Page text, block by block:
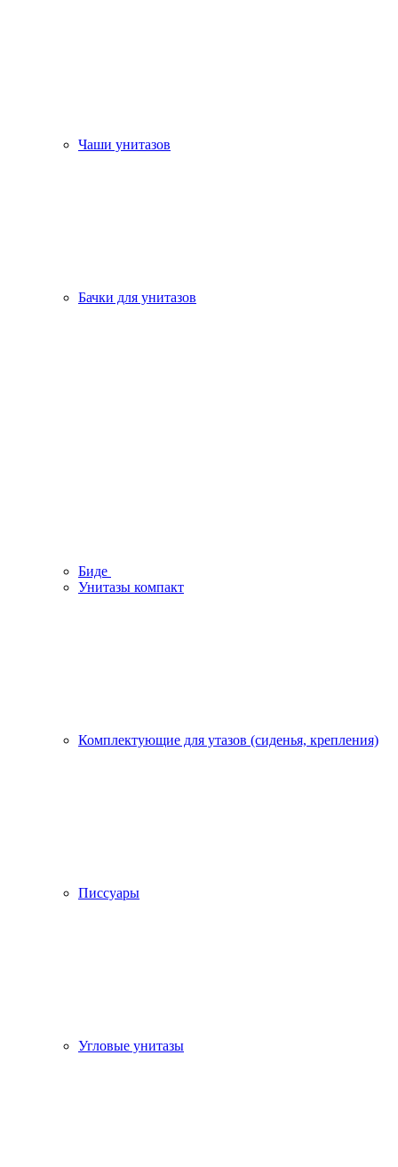
Чаши унитазов
Бачки для унитазов
Биде
Унитазы компакт
Комплектующие для утазов (сиденья, крепления)
Писсуары
Угловые унитазы